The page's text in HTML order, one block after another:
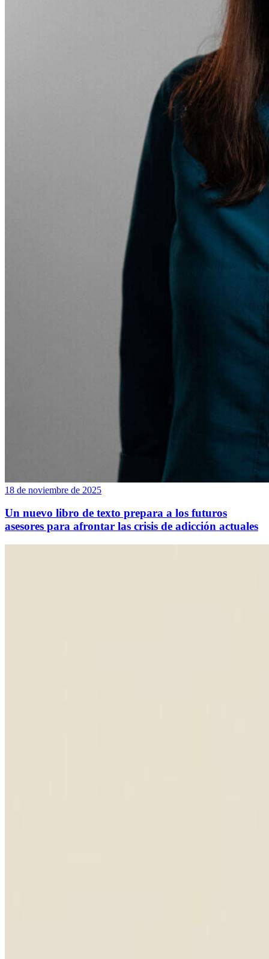
18 de noviembre de 2025
Un nuevo libro de texto prepara a los futuros
asesores para afrontar las crisis de adicción actuales